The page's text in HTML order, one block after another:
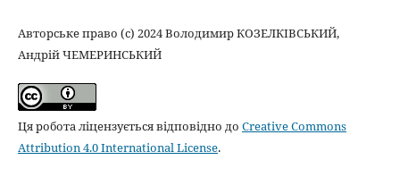
Авторське право (c) 2024 Володимир КОЗЕЛКІВСЬКИЙ,
Андрій ЧЕМЕРИНСЬКИЙ
Ця робота ліцензується відповідно до Creative Commons
Attribution 4.0 International License.